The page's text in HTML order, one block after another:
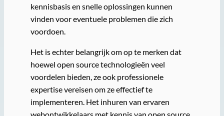
kennisbasis en snelle oplossingen kunnen
vinden voor eventuele problemen die zich
voordoen.
Het is echter belangrijk om op te merken dat
hoewel open source technologieën veel
voordelen bieden, ze ook professionele
expertise vereisen om ze effectief te
implementeren. Het inhuren van ervaren